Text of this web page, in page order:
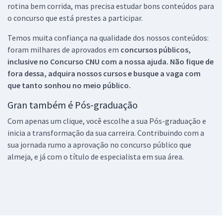
rotina bem corrida, mas precisa estudar bons conteúdos para
o concurso que está prestes a participar.
Temos muita confiança na qualidade dos nossos conteúdos:
foram milhares de aprovados em concursos públicos,
inclusive no Concurso CNU com a nossa ajuda. Não fique de
fora dessa, adquira nossos cursos e busque a vaga com
que tanto sonhou no meio público.
Gran também é Pós-graduação
Com apenas um clique, você escolhe a sua Pós-graduação e
inicia a transformação da sua carreira. Contribuindo com a
sua jornada rumo a aprovação no concurso público que
almeja, e já com o título de especialista em sua área.